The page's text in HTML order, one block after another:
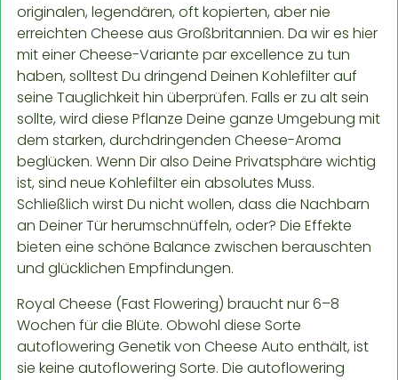
originalen, legendären, oft kopierten, aber nie
erreichten Cheese aus Großbritannien. Da wir es hier
mit einer Cheese-Variante par excellence zu tun
haben, solltest Du dringend Deinen Kohlefilter auf
seine Tauglichkeit hin überprüfen. Falls er zu alt sein
sollte, wird diese Pflanze Deine ganze Umgebung mit
dem starken, durchdringenden Cheese-Aroma
beglücken. Wenn Dir also Deine Privatsphäre wichtig
ist, sind neue Kohlefilter ein absolutes Muss.
Schließlich wirst Du nicht wollen, dass die Nachbarn
an Deiner Tür herumschnüffeln, oder? Die Effekte
bieten eine schöne Balance zwischen berauschten
und glücklichen Empfindungen.
Royal Cheese (Fast Flowering) braucht nur 6–8
Wochen für die Blüte. Obwohl diese Sorte
autoflowering Genetik von Cheese Auto enthält, ist
sie keine autoflowering Sorte. Die autoflowering